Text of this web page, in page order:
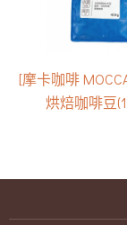
[摩卡咖啡
烘焙咖啡豆